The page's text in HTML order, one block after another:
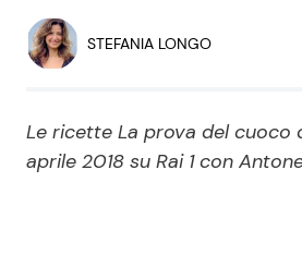
Economia
Persone Scomparse
Politica
STEFANIA LONGO
Le ricette La prova del cuoco
aprile 2018 su Rai 1 con